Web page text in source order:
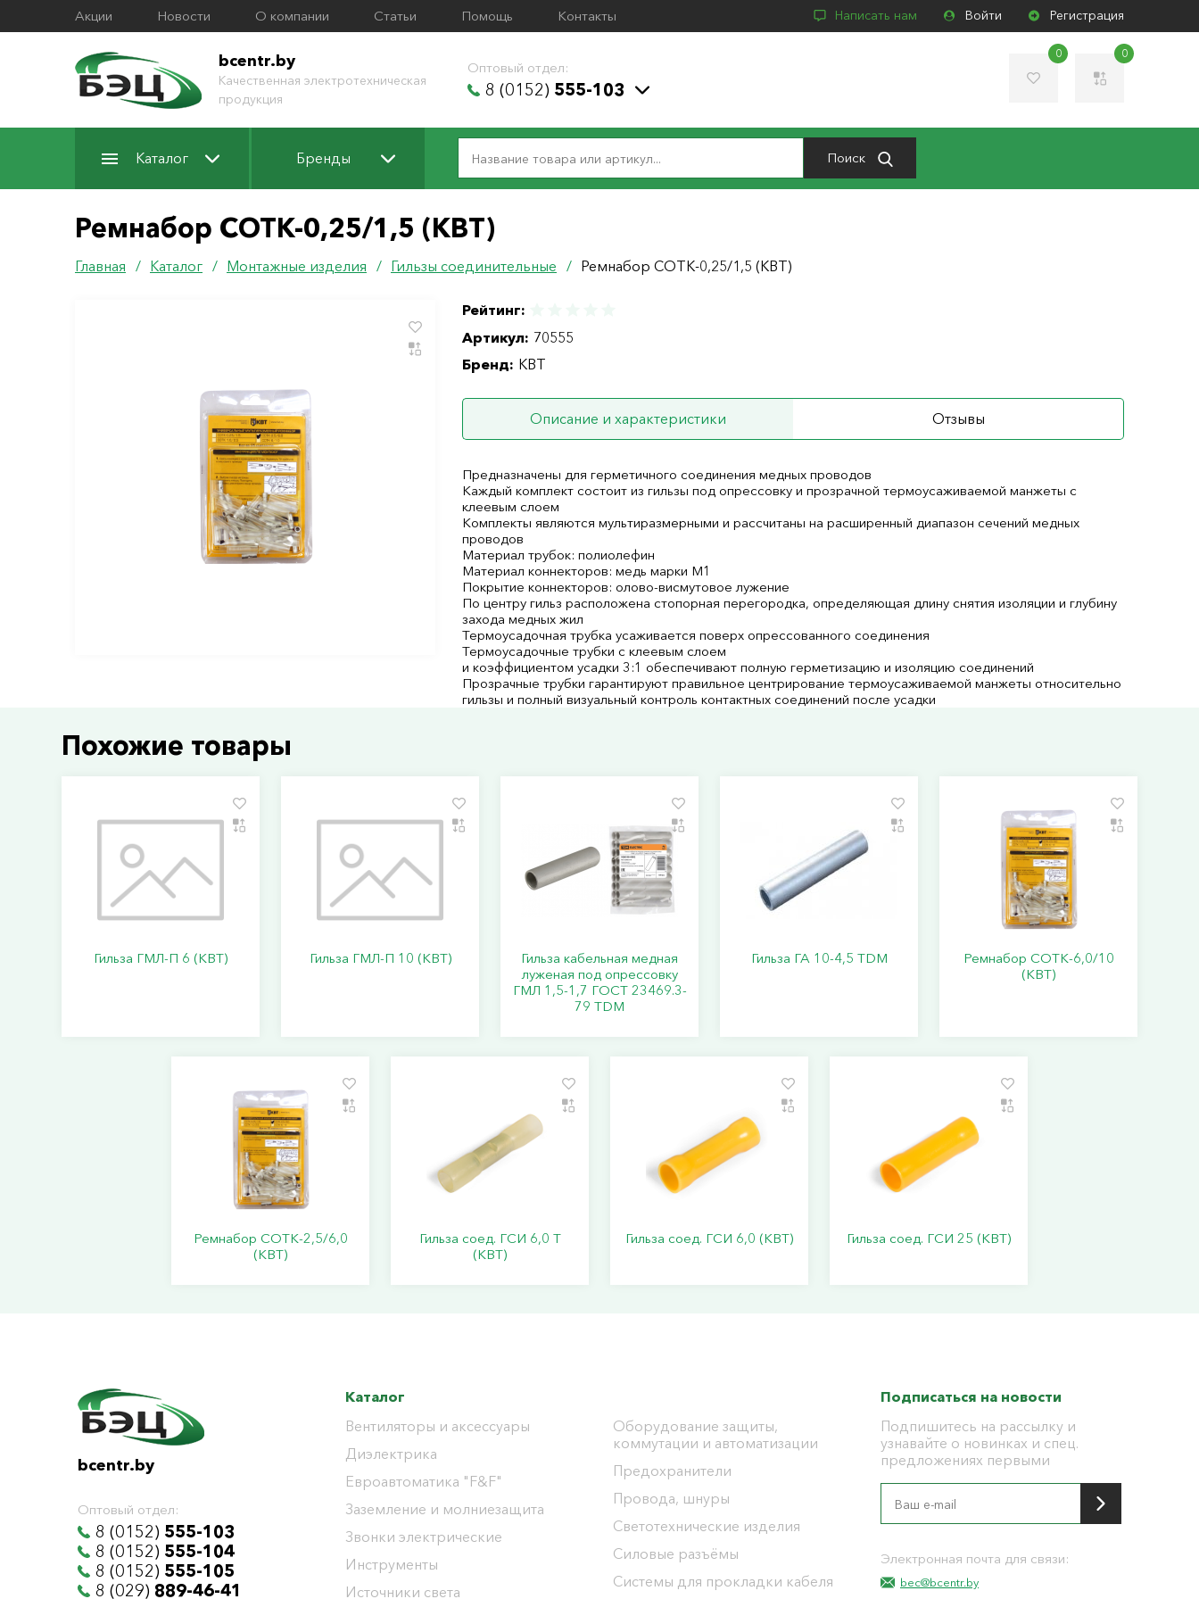
Акции Новости О компании Статьи Помощь Контакты Написать нам Войти Регистрация
bcentr.by
Качественная электротехническая
продукция
Оптовый отдел:
8 (0152) 555-103
0 0
Каталог Бренды Поиск
Ремнабор СОТК-0,25/1,5 (КВТ)
Главная / Каталог / Монтажные изделия / Гильзы соединительные / Ремнабор СОТК-0,25/1,5 (КВТ)
Рейтинг:
Артикул: 70555
Бренд: КВТ
Описание и характеристики Отзывы
Предназначены для герметичного соединения медных проводов
Каждый комплект состоит из гильзы под опрессовку и прозрачной термоусаживаемой манжеты с
клеевым слоем
Комплекты являются мультиразмерными и рассчитаны на расширенный диапазон сечений медных
проводов
Материал трубок: полиолефин
Материал коннекторов: медь марки М1
Покрытие коннекторов: олово-висмутовое лужение
По центру гильз расположена стопорная перегородка, определяющая длину снятия изоляции и глубину
захода медных жил
Термоусадочная трубка усаживается поверх опрессованного соединения
Термоусадочные трубки с клеевым слоем
и коэффициентом усадки 3:1 обеспечивают полную герметизацию и изоляцию соединений
Прозрачные трубки гарантируют правильное центрирование термоусаживаемой манжеты относительно
гильзы и полный визуальный контроль контактных соединений после усадки
Похожие товары
Гильза ГМЛ-П 6 (КВТ) Гильза ГМЛ-П 10 (КВТ)
Гильза кабельная медная
луженая под опрессовку
ГМЛ 1,5-1,7 ГОСТ 23469.3-
79 TDM
Гильза ГА 10-4,5 TDM
Ремнабор СОТК-6,0/10
(КВТ)
Ремнабор СОТК-2,5/6,0
(КВТ)
Гильза соед. ГСИ 6,0 Т
(КВТ)
Гильза соед. ГСИ 6,0 (КВТ) Гильза соед. ГСИ 25 (КВТ)
bcentr.by
Оптовый отдел:
8 (0152) 555-103
8 (0152) 555-104
8 (0152) 555-105
8 (029) 889-46-41
Каталог
Вентиляторы и аксессуары
Диэлектрика
Евроавтоматика "F&F"
Заземление и молниезащита
Звонки электрические
Инструменты
Источники света
Оборудование защиты,
коммутации и автоматизации
Предохранители
Провода, шнуры
Светотехнические изделия
Силовые разъёмы
Системы для прокладки кабеля
Подписаться на новости
Подпишитесь на рассылку и
узнавайте о новинках и спец.
предложениях первыми
Электронная почта для связи:
bec@bcentr.by